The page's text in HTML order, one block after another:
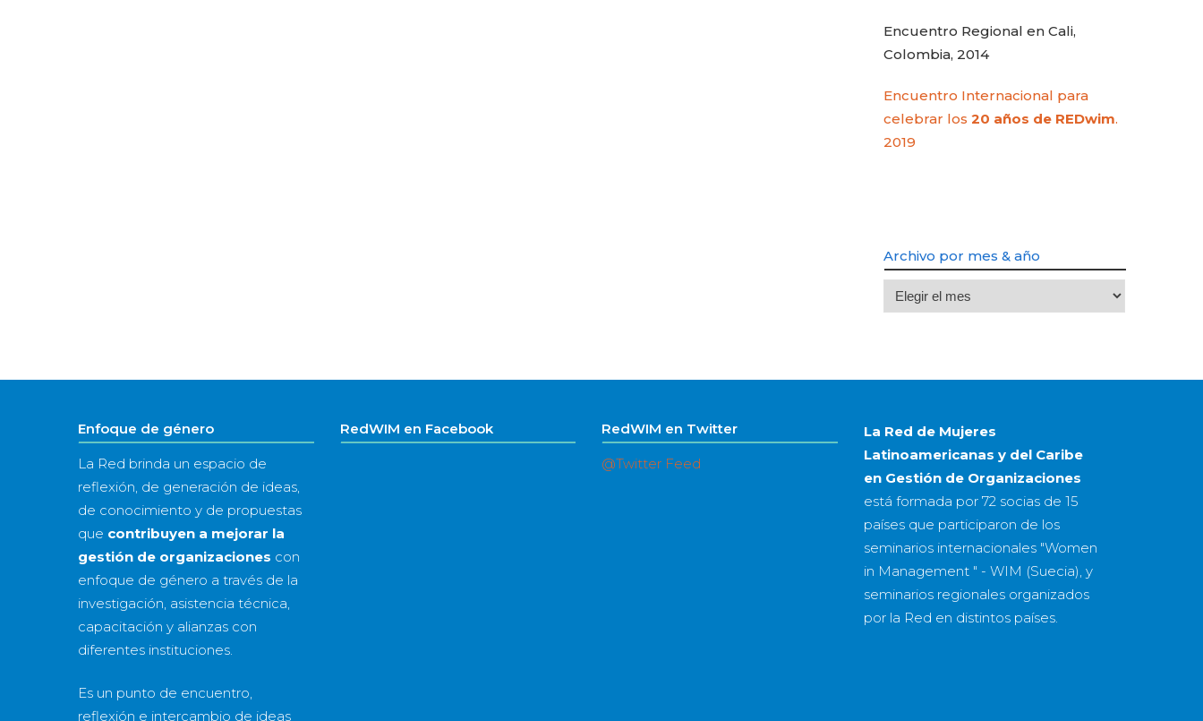
Encuentro Regional en Cali,
Colombia, 2014
Encuentro Internacional para
celebrar los 20 años de REDwim.
2019
Archivo por mes & año
Archivo
por
año
Enfoque de género
La Red brinda un espacio de
reflexión, de generación de ideas,
de conocimiento y de propuestas
que contribuyen a mejorar la
gestión de organizaciones con
enfoque de género a través de la
investigación, asistencia técnica,
capacitación y alianzas con
diferentes instituciones.
Es un punto de encuentro,
reflexión e intercambio de ideas
RedWIM en Facebook RedWIM en Twitter
@Twitter Feed
La Red de Mujeres
Latinoamericanas y del Caribe
en Gestión de Organizaciones
está formada por 72 sociasde 15
paísesque participaron de los
seminarios internacionales "Women
in Management " - WIM (Suecia), y
seminarios regionales organizados
por la Red en distintos países.